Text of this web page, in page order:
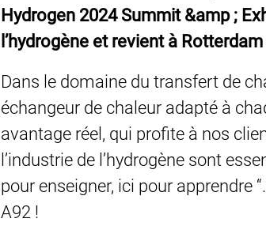
Hydrogen 2024 Summit &amp ;
l’hydrogène et revient à
Dans le domaine du transfert de
échangeur de chaleur adapté à
avantage réel, qui profite à nos
l’industrie de l’hydrogène sont
pour enseigner, ici pour apprendre
A92 !